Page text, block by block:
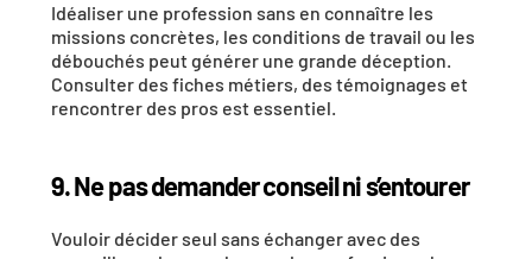
Idéaliser une profession sans en connaître les
missions concrètes, les conditions de travail ou les
débouchés peut générer une grande déception.
Consulter des fiches métiers, des témoignages et
rencontrer des pros est essentiel.
9. Ne pas demander conseil ni s’entourer
Vouloir décider seul sans échanger avec des